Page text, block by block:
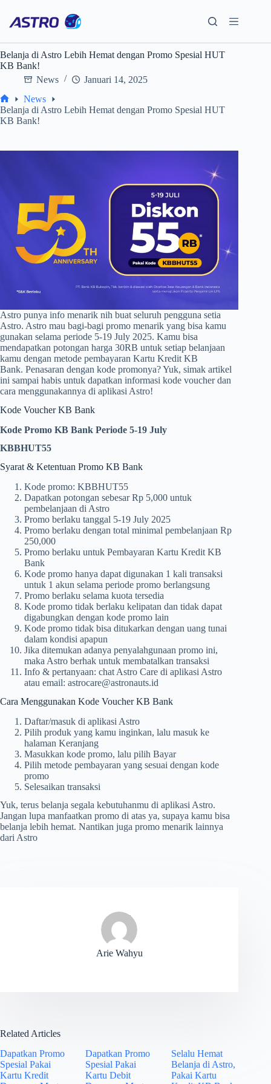
content
Belanja di Astro Lebih Hemat dengan Promo Spesial HUT
KB Bank!
News
Januari 14, 2025
Home
News
Belanja di Astro Lebih Hemat dengan Promo Spesial HUT
KB Bank!
Astro punya info menarik nih buat seluruh pengguna setia
Astro. Astro mau bagi-bagi promo menarik yang bisa kamu
gunakan selama periode 5-19 July 2025. Kamu bisa
mendapatkan potongan harga 30RB untuk setiap belanjaan
kamu dengan metode pembayaran Kartu Kredit KB
Bank. Penasaran dengan kode promonya? Yuk, simak artikel
ini sampai habis untuk dapatkan informasi kode voucher dan
cara menggunakannya di aplikasi Astro!
Kode Voucher KB Bank
Kode Promo KB Bank Periode 5-19 July
KBBHUT55
Syarat & Ketentuan Promo KB Bank
Kode promo: KBBHUT55
Dapatkan potongan sebesar Rp 5,000 untuk
pembelanjaan di Astro
Promo berlaku tanggal 5-19 July 2025
Promo berlaku dengan total minimal pembelanjaan Rp
250,000
Promo berlaku untuk Pembayaran Kartu Kredit KB
Bank
Kode promo hanya dapat digunakan 1 kali transaksi
untuk 1 akun selama periode promo berlangsung
Promo berlaku selama kuota tersedia
Kode promo tidak berlaku kelipatan dan tidak dapat
digabungkan dengan kode promo lain
Kode promo tidak bisa ditukarkan dengan uang tunai
dalam kondisi apapun
Jika ditemukan adanya penyalahgunaan promo ini,
maka Astro berhak untuk membatalkan transaksi
Info & pertanyaan: chat Astro Care di aplikasi Astro
atau email: astrocare@astronauts.id
Cara Menggunakan Kode Voucher KB Bank
Daftar/masuk di aplikasi Astro
Pilih produk yang kamu inginkan, lalu masuk ke
halaman Keranjang
Masukkan kode promo, lalu pilih Bayar
Pilih metode pembayaran yang sesuai dengan kode
promo
Selesaikan transaksi
Yuk, terus belanja segala kebutuhanmu di aplikasi Astro.
Jangan lupa manfaatkan promo di atas ya, supaya kamu bisa
belanja lebih hemat. Nantikan juga promo menarik lainnya
dari Astro
Arie Wahyu
Related Articles
Dapatkan Promo
Spesial Pakai
Kartu Kredit
Dapatkan Promo
Spesial Pakai
Kartu Debit
Selalu Hemat
Belanja di Astro,
Pakai Kartu